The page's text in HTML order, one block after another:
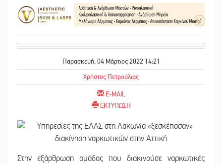
Παρασκευή, 04 Μάρτιος 2022 14:21
Χρήστος Πετρούλιας
E-MAIL
ΕΚΤΥΠΩΣΗ
Στην εξάρθρωση ομάδας που διακινούσε ναρκωτικές